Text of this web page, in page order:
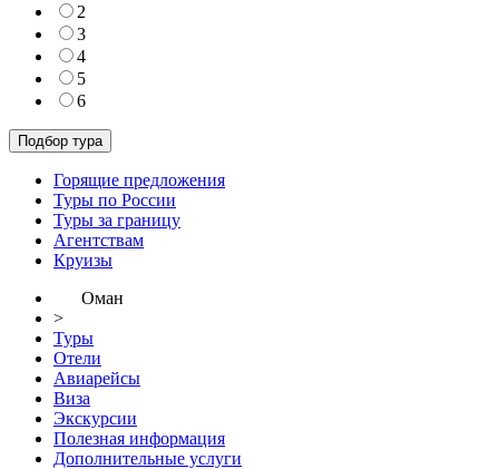
2
3
4
5
6
Горящие предложения
Туры по России
Туры за границу
Агентствам
Круизы
Оман
>
Туры
Отели
Авиарейсы
Виза
Экскурсии
Полезная информация
Дополнительные услуги